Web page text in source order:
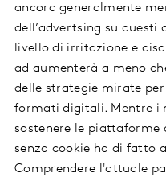
ancora generalmente
dell’advertsing su questi
livello di irritazione e
ad aumenterà a meno
delle strategie mirate
formati digitali. Mentre i
sostenere le piattaforme
senza cookie ha di fatto
Comprendere l'attuale